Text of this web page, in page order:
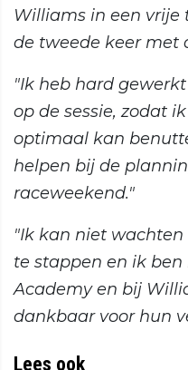
Williams in een vrije
de tweede keer met
"Ik heb hard
op de sessie, zodat
optimaal kan
helpen bij de
raceweekend."
"Ik kan niet wachten
te stappen en ik
Academy en bij
dankbaar voor hun
Lees ook